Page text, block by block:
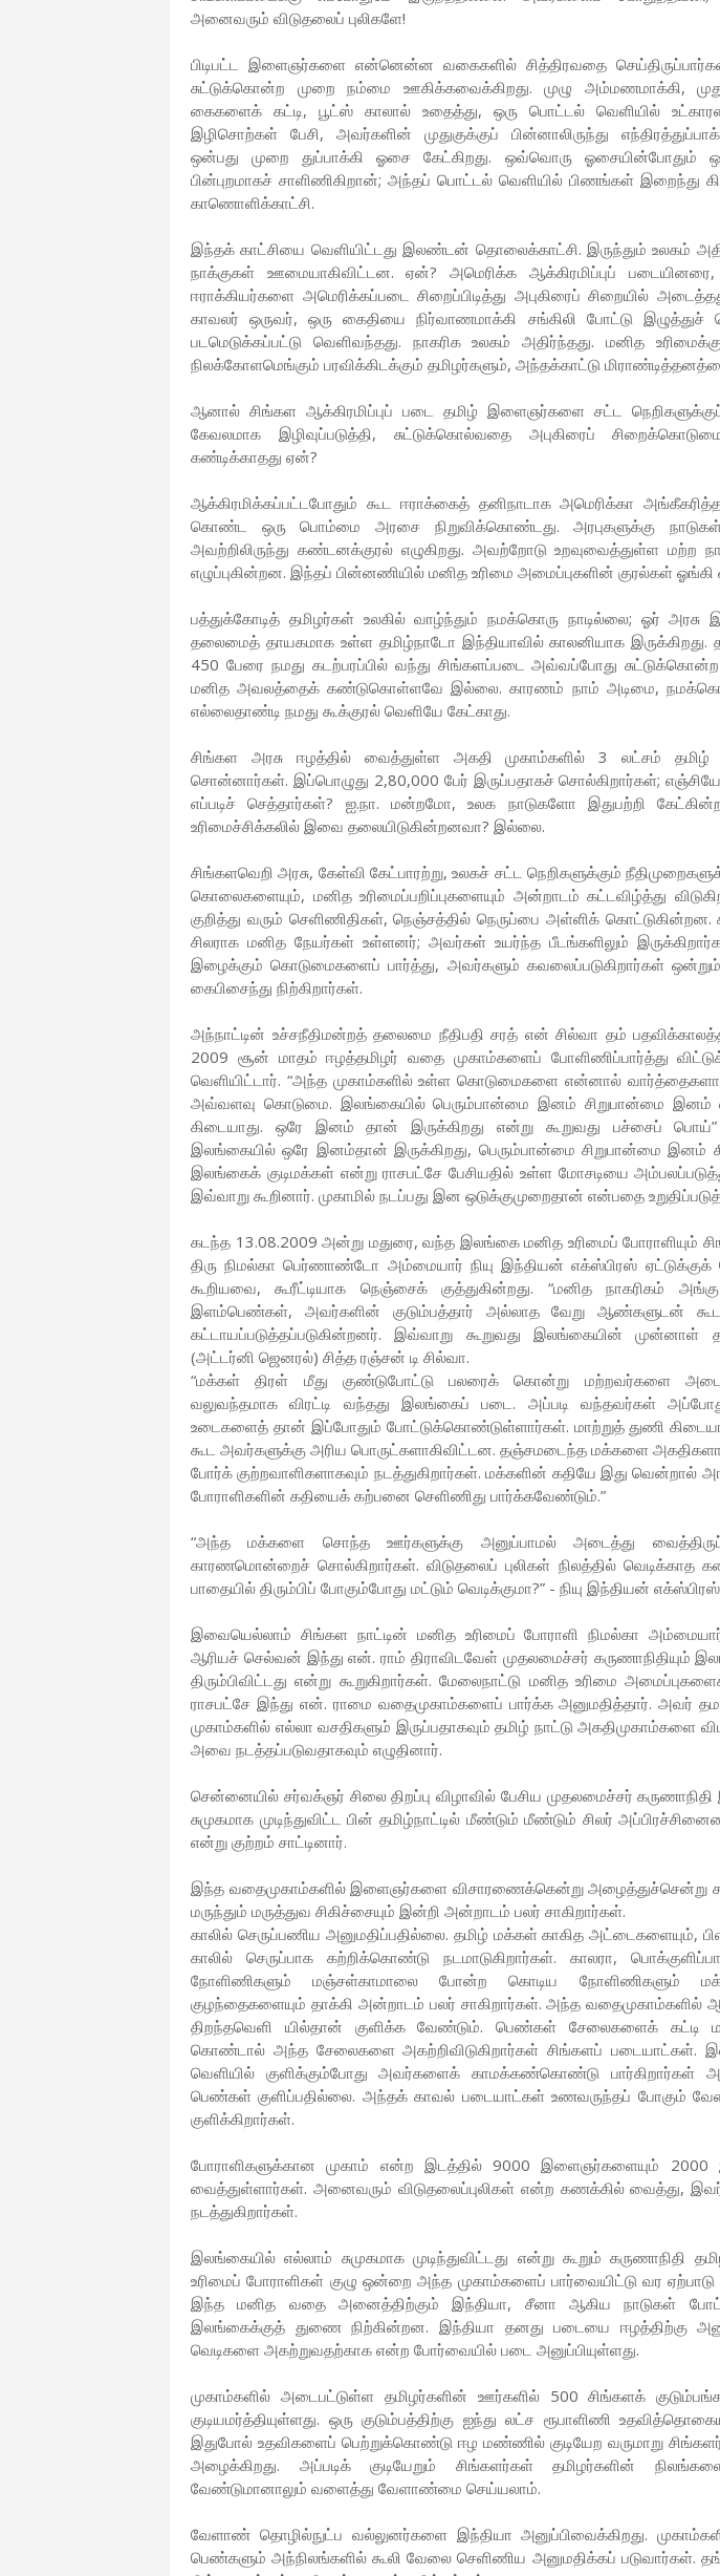
அனைவரும் விடுதலைப் புலிகளே!
பிடிபட்ட இளைஞர்களை என்னென்ன வகைகளில் சித்திரவதை
சுட்டுக்கொன்ற முறை நம்மை ஊகிக்கவைக்கிறது. முழு அம்மணமாக்கி,
கைகளைக் கட்டி, பூட்ஸ் காலால் உதைத்து, ஒரு பொட்டல் வெளியில்
இழிசொற்கள் பேசி, அவர்களின் முதுகுக்குப் பின்னாலிருந்து
ஒன்பது முறை துப்பாக்கி ஓசை கேட்கிறது. ஒவ்வொரு
பின்புறமாகச் சாளிணிகிறான்; அந்தப் பொட்டல் வெளியில் பிணங்கள் இறைந்து
காணொளிக்காட்சி.
இந்தக் காட்சியை வெளியிட்டது இலண்டன் தொலைக்காட்சி. இருந்தும் உலகம்
நாக்குகள் ஊமையாகிவிட்டன. ஏன்? அமெரிக்க ஆக்கிரமிப்புப் படையினரை,
ஈராக்கியர்களை அமெரிக்கப்படை சிறைப்பிடித்து அபுகிரைப் சிறையில்
காவலர் ஒருவர், ஒரு கைதியை நிர்வாணமாக்கி சங்கிலி போட்டு இழுத்துச்
படமெடுக்கப்பட்டு வெளிவந்தது. நாகரிக உலகம் அதிர்ந்தது. மனித
நிலக்கோளமெங்கும் பரவிக்கிடக்கும் தமிழர்களும், அந்தக்காட்டு
ஆனால் சிங்கள ஆக்கிரமிப்புப் படை தமிழ் இளைஞர்களை சட்ட
கேவலமாக இழிவுப்படுத்தி, சுட்டுக்கொல்வதை அபுகிரைப்
கண்டிக்காதது ஏன்?
ஆக்கிரமிக்கப்பட்டபோதும் கூட ஈராக்கைத் தனிநாடாக அமெரிக்கா
கொண்ட ஒரு பொம்மை அரசை நிறுவிக்கொண்டது. அரபுகளுக்கு
அவற்றிலிருந்து கண்டனக்குரல் எழுகிறது. அவற்றோடு உறவுவைத்துள்ள மற்ற
எழுப்புகின்றன. இந்தப் பின்னணியில் மனித உரிமை அமைப்புகளின் குரல்கள்
பத்துக்கோடித் தமிழர்கள் உலகில் வாழ்ந்தும் நமக்கொரு நாடில்லை; ஓர் அரசு
தலைமைத் தாயகமாக உள்ள தமிழ்நாடோ இந்தியாவில் காலனியாக இருக்கிறது.
450 பேரை நமது கடற்பரப்பில் வந்து சிங்களப்படை அவ்வப்போது
மனித அவலத்தைக் கண்டுகொள்ளவே இல்லை. காரணம் நாம் அடிமை,
எல்லைதாண்டி நமது கூக்குரல் வெளியே கேட்காது.
சிங்கள அரசு ஈழத்தில் வைத்துள்ள அகதி முகாம்களில் 3 லட்சம் தமிழ்
சொன்னார்கள். இப்பொழுது 2,80,000 பேர் இருப்பதாகச் சொல்கிறார்கள்;
எப்படிச் செத்தார்கள்? ஐ.நா. மன்றமோ, உலக நாடுகளோ இதுபற்றி
உரிமைச்சிக்கலில் இவை தலையிடுகின்றனவா? இல்லை.
சிங்களவெறி அரசு, கேள்வி கேட்பாரற்று, உலகச் சட்ட நெறிகளுக்கும்
கொலைகளையும், மனித உரிமைப்பறிப்புகளையும் அன்றாடம் கட்டவிழ்த்து
குறித்து வரும் செளிணிதிகள், நெஞ்சத்தில் நெருப்பை அள்ளிக் கொட்டுகின்றன.
சிலராக மனித நேயர்கள் உள்ளனர்; அவர்கள் உயர்ந்த பீடங்களிலும்
இழைக்கும் கொடுமைகளைப் பார்த்து, அவர்களும் கவலைப்படுகிறார்கள் ஒன்றும்
கைபிசைந்து நிற்கிறார்கள்.
அந்நாட்டின் உச்சநீதிமன்றத் தலைமை நீதிபதி சரத் என் சில்வா தம்
2009 சூன் மாதம் ஈழத்தமிழர் வதை முகாம்களைப் போளிணிப்பார்த்து
வெளியிட்டார். “அந்த முகாம்களில் உள்ள கொடுமைகளை என்னால் வார்த்தைகளால்
அவ்வளவு கொடுமை. இலங்கையில் பெரும்பான்மை இனம் சிறுபான்மை
கிடையாது. ஒரே இனம் தான் இருக்கிறது என்று கூறுவது பச்சைப் பொய்”
இலங்கையில் ஒரே இனம்தான் இருக்கிறது, பெரும்பான்மை சிறுபான்மை இனம்
இலங்கைக் குடிமக்கள் என்று ராசபட்சே பேசியதில் உள்ள மோசடியை
இவ்வாறு கூறினார். முகாமில் நடப்பது இன ஒடுக்குமுறைதான் என்பதை
கடந்த 13.08.2009 அன்று மதுரை, வந்த இலங்கை மனித உரிமைப் போராளியும்
திரு நிமல்கா பெர்ணாண்டோ அம்மையார் நியு இந்தியன் எக்ஸ்பிரஸ்
கூறியவை, கூரீட்டியாக நெஞ்சைக் குத்துகின்றது. “மனித நாகரிகம் அங்கு
இளம்பெண்கள், அவர்களின் குடும்பத்தார் அல்லாத வேறு ஆண்களுடன்
கட்டாயப்படுத்தப்படுகின்றனர். இவ்வாறு கூறுவது இலங்கையின்
(அட்டர்னி ஜெனரல்) சித்த ரஞ்சன் டி சில்வா.
“மக்கள் திரள் மீது குண்டுபோட்டு பலரைக் கொன்று மற்றவர்களை
வலுவந்தமாக விரட்டி வந்தது இலங்கைப் படை. அப்படி வந்தவர்கள்
உடைகளைத் தான் இப்போதும் போட்டுக்கொண்டுள்ளார்கள். மாற்றுத் துணி
கூட அவர்களுக்கு அரிய பொருட்களாகிவிட்டன. தஞ்சமடைந்த மக்களை
போர்க் குற்றவாளிகளாகவும் நடத்துகிறார்கள். மக்களின் கதியே இது வென்றால்
போராளிகளின் கதியைக் கற்பனை செளிணிது பார்க்கவேண்டும்.”
“அந்த மக்களை சொந்த ஊர்களுக்கு அனுப்பாமல் அடைத்து
காரணமொன்றைச் சொல்கிறார்கள். விடுதலைப் புலிகள் நிலத்தில் வெடிக்காத
பாதையில் திரும்பிப் போகும்போது மட்டும் வெடிக்குமா?” - நியு இந்தியன்
இவையெல்லாம் சிங்கள நாட்டின் மனித உரிமைப் போராளி நிமல்கா
ஆரியச் செல்வன் இந்து என். ராம் திராவிடவேள் முதலமைச்சர் கருணாநிதியும்
திரும்பிவிட்டது என்று கூறுகிறார்கள். மேலைநாட்டு மனித உரிமை
ராசபட்சே இந்து என். ராமை வதைமுகாம்களைப் பார்க்க அனுமதித்தார். அவர்
முகாம்களில் எல்லா வசதிகளும் இருப்பதாகவும் தமிழ் நாட்டு அகதிமுகாம்களை
அவை நடத்தப்படுவதாகவும் எழுதினார்.
சென்னையில் சர்வக்ஞர் சிலை திறப்பு விழாவில் பேசிய முதலமைச்சர்
சுமுகமாக முடிந்துவிட்ட பின் தமிழ்நாட்டில் மீண்டும் மீண்டும் சிலர்
என்று குற்றம் சாட்டினார்.
இந்த வதைமுகாம்களில் இளைஞர்களை விசாரணைக்கென்று அழைத்துச்சென்று
மருந்தும் மருத்துவ சிகிச்சையும் இன்றி அன்றாடம் பலர் சாகிறார்கள்.
காலில் செருப்பணிய அனுமதிப்பதில்லை. தமிழ் மக்கள் காகித அட்டைகளையும்,
காலில் செருப்பாக கற்றிக்கொண்டு நடமாடுகிறார்கள். காலரா,
நோளிணிகளும் மஞ்சள்காமாலை போன்ற கொடிய நோளிணிகளும்
குழந்தைகளையும் தாக்கி அன்றாடம் பலர் சாகிறார்கள். அந்த
திறந்தவெளி யில்தான் குளிக்க வேண்டும். பெண்கள் சேலைகளைக் கட்டி
கொண்டால் அந்த சேலைகளை அகற்றிவிடுகிறார்கள் சிங்களப் படையாட்கள்.
வெளியில் குளிக்கும்போது அவர்களைக் காமக்கண்கொண்டு
பெண்கள் குளிப்பதில்லை. அந்தக் காவல் படையாட்கள் உணவருந்தப் போகும்
குளிக்கிறார்கள்.
போராளிகளுக்கான முகாம் என்ற இடத்தில் 9000 இளைஞர்களையும்
வைத்துள்ளார்கள். அனைவரும் விடுதலைப்புலிகள் என்ற கணக்கில் வைத்து,
நடத்துகிறார்கள்.
இலங்கையில் எல்லாம் சுமுகமாக முடிந்துவிட்டது என்று கூறும் கருணாநிதி
உரிமைப் போராளிகள் குழு ஒன்றை அந்த முகாம்களைப் பார்வையிட்டு வர
இந்த மனித வதை அனைத்திற்கும் இந்தியா, சீனா ஆகிய நாடுகள்
இலங்கைக்குத் துணை நிற்கின்றன. இந்தியா தனது படையை ஈழத்திற்கு
வெடிகளை அகற்றுவதற்காக என்ற போர்வையில் படை அனுப்பியுள்ளது.
முகாம்களில் அடைபட்டுள்ள தமிழர்களின் ஊர்களில் 500 சிங்களக்
குடியமர்த்தியுள்ளது. ஒரு குடும்பத்திற்கு ஐந்து லட்ச ரூபாளிணி
இதுபோல் உதவிகளைப் பெற்றுக்கொண்டு ஈழ மண்ணில் குடியேற வருமாறு
அழைக்கிறது. அப்படிக் குடியேறும் சிங்களர்கள் தமிழர்களின்
வேண்டுமானாலும் வளைத்து வேளாண்மை செய்யலாம்.
வேளாண் தொழில்நுட்ப வல்லுனர்களை இந்தியா அனுப்பிவைக்கிறது.
பெண்களும் அந்நிலங்களில் கூலி வேலை செளிணிய அனுமதிக்கப் படுவார்கள்.